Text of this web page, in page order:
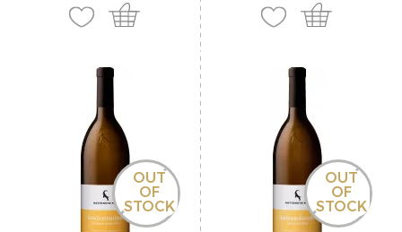
OUT
OF
STOCK
OUT
OF
STOCK